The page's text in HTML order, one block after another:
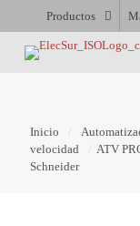
Productos
Inicio
velocidad
ATV
Schneider